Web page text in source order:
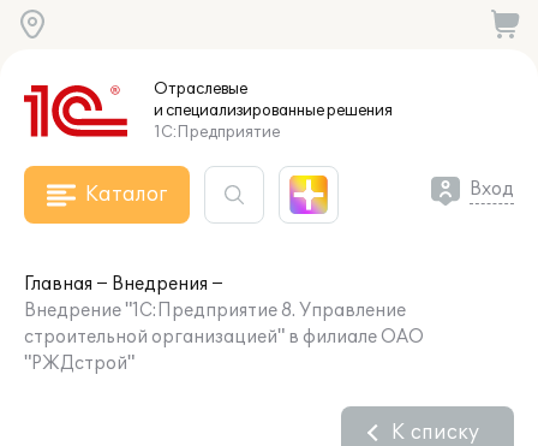
Отраслевые
и специализированныерешения
1С:Предприятие
Каталог Вход
Главная
Внедрения
Внедрение "1С:Предприятие 8. Управление
строительной организацией" в филиале ОАО
"РЖДстрой"
К списку